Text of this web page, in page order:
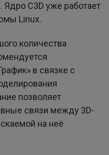
Ядро C3D уже работает
Linux.
количества
в связке с
позволяет
связи между 3D-
на неё